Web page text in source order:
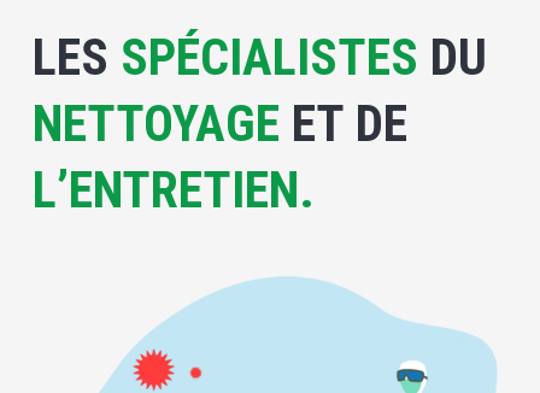
LES SPÉCIALISTES DU
NETTOYAGE ET DE
L’ENTRETIEN.